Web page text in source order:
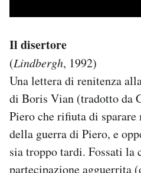
Il disertore
(Lindbergh, 1992)
Una lettera di renitenza
di Boris Vian (tradotto da
Piero che rifiuta di
della guerra di Piero, e
sia troppo tardi. Fossati la
partecipazione agguerrita